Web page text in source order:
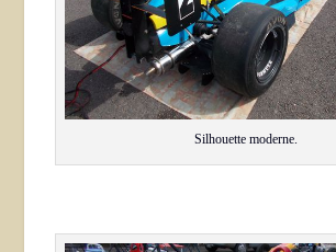
Silhouette moderne.